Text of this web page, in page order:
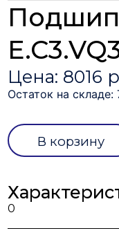
Цена: 8016
Остаток на складе:
В корзину
0